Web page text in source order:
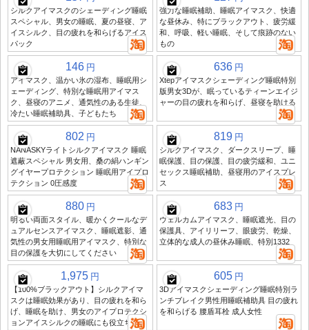
シルクアイマスクのシェーディング睡眠
スペシャル、男女の睡眠、夏の昼寝、ア
イスシルク、目の疲れを和らげるアイス
パック
強力な睡眠補助、睡眠アイマスク、快適
な昼休み、特にブラックアウト、疲労緩
和、呼吸、軽い睡眠、そして痕跡のない
もの
146 円
アイマスク、温かい氷の湿布、睡眠用シ
ェーディング、特別な睡眠用アイマス
ク、昼寝のアニメ、通気性のある生徒、
冷たい睡眠補助具、子どもたち
636 円
Xtepアイマスクシェーディング睡眠特別
版男女3Dが、眠っているティーンエイジ
ャーの目の疲れを和らげ、昼寝を助ける
802 円
NANASKYライトシルクアイマスク 睡眠
遮蔽スペシャル 男女用、桑の絹ハンギン
グイヤープロテクション 睡眠用アイプロ
テクション 0圧感度
819 円
シルクアイマスク、ダークスリープ、睡
眠保護、目の保護、目の疲労緩和、ユニ
セックス睡眠補助、昼寝用のアイスプレ
ス
880 円
明るい両面スタイル、暖かくクールなデ
ュアルセンスアイマスク、睡眠遮影、通
気性の男女用睡眠用アイマスク、特別な
目の保護を大切にしてください
683 円
ウェルカムアイマスク、睡眠遮光、目の
保護具、アイリリーフ、眼疲労、乾燥、
立体的な成人の昼休み睡眠、特別1332
1,975 円
【100%ブラックアウト】シルクアイマ
スクは睡眠効果があり、目の疲れを和ら
げ、睡眠を助け、男女のアイプロテクシ
ョンアイスシルクの睡眠にも役立ちます
605 円
3Dアイマスクシェーディング睡眠特別ラ
ンチブレイク男性用睡眠補助具 目の疲れ
を和らげる 腰盾耳栓 成人女性